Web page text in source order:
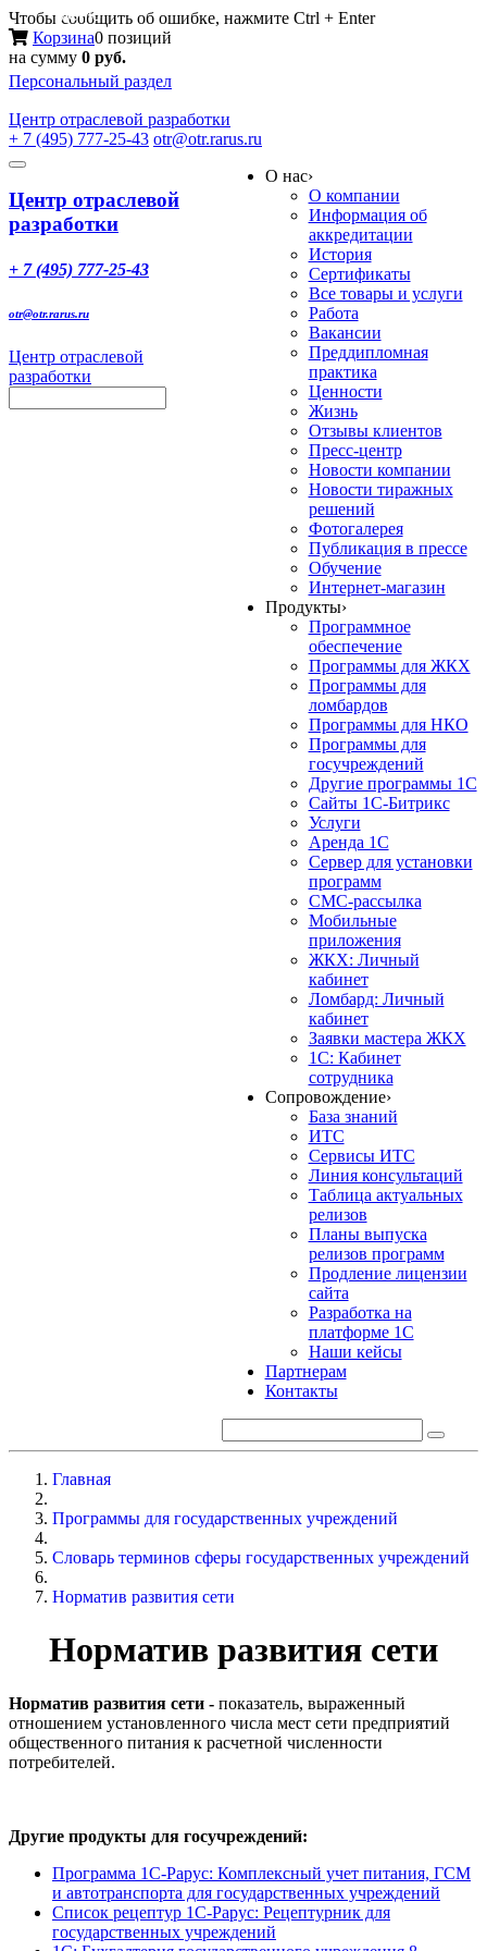
Чтобы сообщить об ошибке, нажмите Ctrl + Enter
Корзина0 позиций
на сумму 0 руб.
Персональный раздел
Центр отраслевой разработки
+ 7 (495) 777-25-43 otr@otr.rarus.ru
Toggle
Меню
Центр отраслевой
разработки
+ 7 (495) 777-25-43
otr@otr.rarus.ru
Центр отраслевой
разработки
О нас›
О компании
Информация об
аккредитации
История
Сертификаты
Все товары и услуги
Работа
Вакансии
Преддипломная
практика
Ценности
Жизнь
Отзывы клиентов
Пресс-центр
Новости компании
Новости тиражных
решений
Фотогалерея
Публикация в прессе
Обучение
Интернет-магазин
Продукты›
Программное
обеспечение
Программы для ЖКХ
Программы для
ломбардов
Программы для НКО
Программы для
госучреждений
Другие программы 1С
Сайты 1С-Битрикс
Услуги
Аренда 1С
Сервер для установки
программ
СМС-рассылка
Мобильные
приложения
ЖКХ: Личный
кабинет
Ломбард: Личный
кабинет
Заявки мастера ЖКХ
1С: Кабинет
сотрудника
Сопровождение›
База знаний
ИТС
Сервисы ИТС
Линия консультаций
Таблица актуальных
релизов
Планы выпуска
релизов программ
Продление лицензии
сайта
Разработка на
платформе 1С
Наши кейсы
Партнерам
Контакты
Главная
Программы для государственных учреждений
Словарь терминов сферы государственных учреждений
Норматив развития сети
Норматив развития сети
Норматив развития сети - показатель, выраженный
отношением установленного числа мест сети предприятий
общественного питания к расчетной численности
потребителей.
Другие продукты для госучреждений:
Программа 1С-Рарус: Комплексный учет питания, ГСМ
и автотранспорта для государственных учреждений
Список рецептур 1С-Рарус: Рецептурник для
государственных учреждений